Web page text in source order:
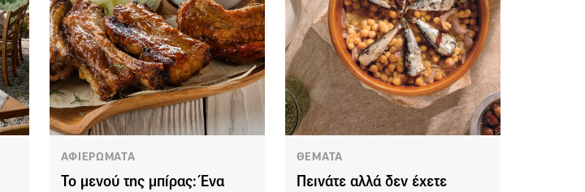
ΑΦΙΕΡΩΜΑΤΑ
Το μενού της μπίρας: Ένα
ΘΕΜΑΤΑ
Πεινάτε αλλά δεν έχετε